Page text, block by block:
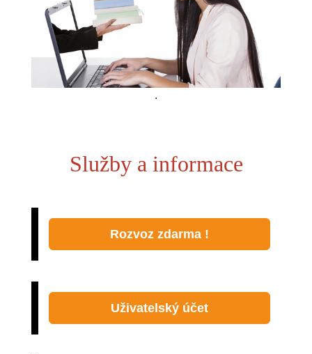
.
Služby a informace
Rozvoz zdarma !
Uživatelský účet